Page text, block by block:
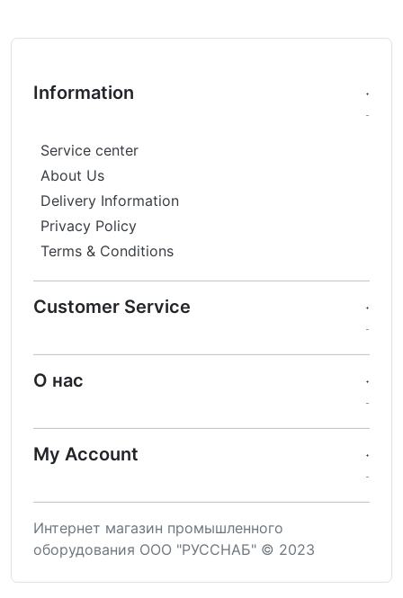
Information
Service center
About Us
Delivery Information
Privacy Policy
Terms & Conditions
Customer Service
О нас
My Account
Интернет магазин промышленного
оборудования ООО "РУССНАБ" © 2023